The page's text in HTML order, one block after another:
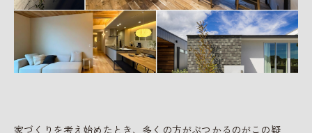
家づくりを考え始めたとき、多くの方がぶつかるのがこの疑